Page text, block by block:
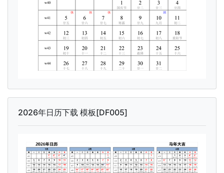
2026年日历下载 模板[DF005]